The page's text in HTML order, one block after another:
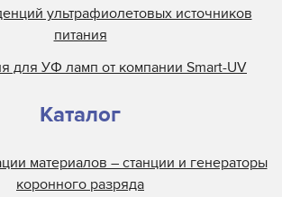
ультрафиолетовых источников
питания
для УФ ламп от компании Smart-UV
Каталог
материалов – станции и генераторы
коронного разряда